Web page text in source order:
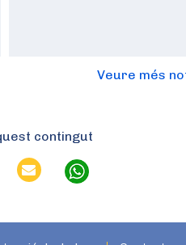
Veure més
contingut